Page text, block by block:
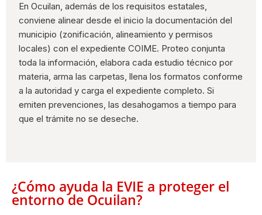
En Ocuilan, además de los requisitos estatales,
conviene alinear desde el inicio la documentación del
municipio (zonificación, alineamiento y permisos
locales) con el expediente COIME. Proteo conjunta
toda la información, elabora cada estudio técnico por
materia, arma las carpetas, llena los formatos conforme
a la autoridad y carga el expediente completo. Si
emiten prevenciones, las desahogamos a tiempo para
que el trámite no se deseche.
¿Cómo ayuda la EVIE a proteger el
entorno de Ocuilan?